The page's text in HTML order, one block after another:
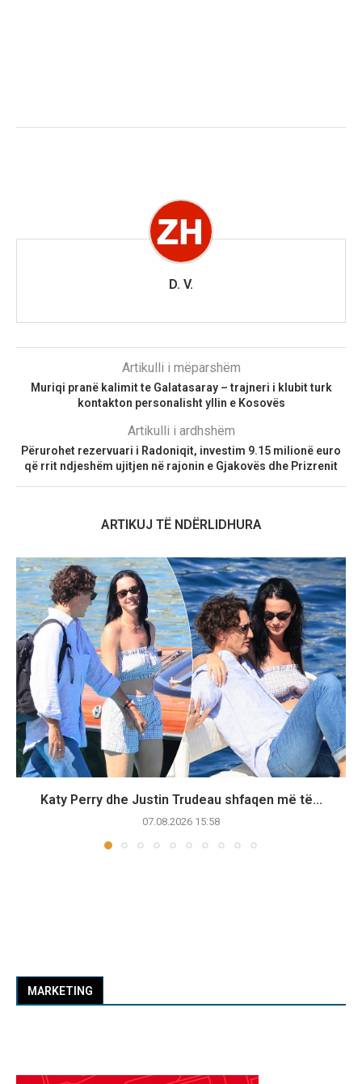
D. V.
Artikulli i mëparshëm
Muriqi pranë kalimit te Galatasaray – trajneri i klubit turk
kontakton personalisht yllin e Kosovës
Artikulli i ardhshëm
Përurohet rezervuari i Radoniqit, investim 9.15 milionë euro
që rrit ndjeshëm ujitjen në rajonin e Gjakovës dhe Prizrenit
ARTIKUJ TË NDËRLIDHURA
Katy Perry dhe Justin Trudeau shfaqen më të...
07.08.2026 15:58
MARKETING